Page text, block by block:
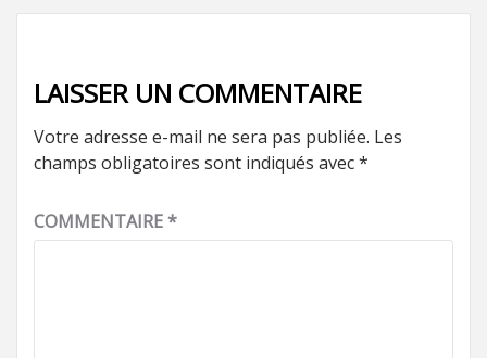
LAISSER UN COMMENTAIRE
Votre adresse e-mail ne sera pas publiée. Les
champs obligatoires sont indiqués avec*
COMMENTAIRE*